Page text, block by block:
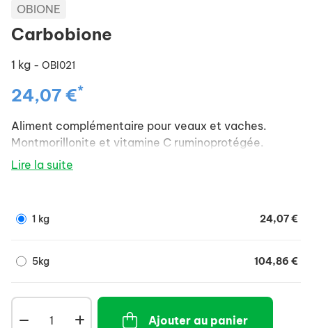
OBIONE
Carbobione
1 kg - OBI021
24,07 €*
Aliment complémentaire pour veaux et vaches.
Montmorillonite et vitamine C ruminoprotégée.
Lire la suite
1 kg 24,07 €
5kg 104,86 €
Ajouter au panier